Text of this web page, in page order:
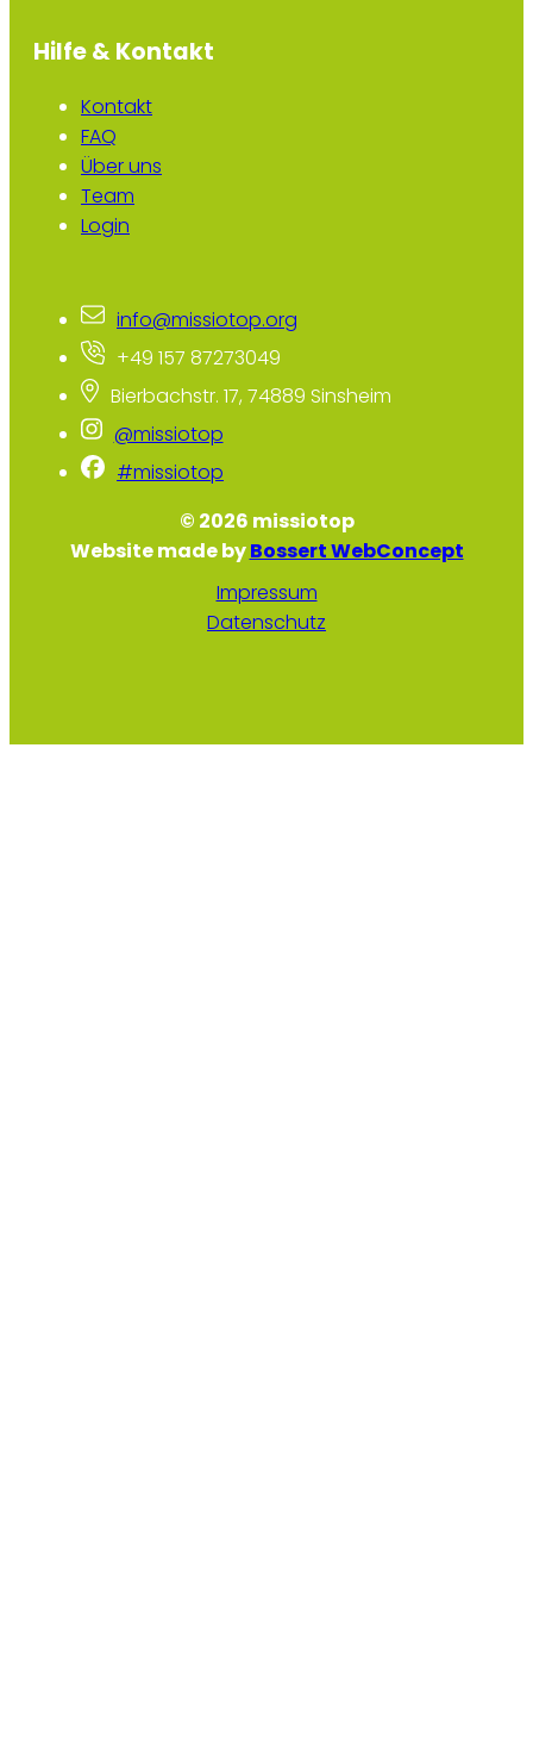
Hilfe & Kontakt
Kontakt
FAQ
Über uns
Team
Login
info@missiotop.org
+49 157 87273049
Bierbachstr. 17, 74889 Sinsheim
@missiotop
#missiotop
© 2026 missiotop
Website made byBossert WebConcept
Impressum
Datenschutz